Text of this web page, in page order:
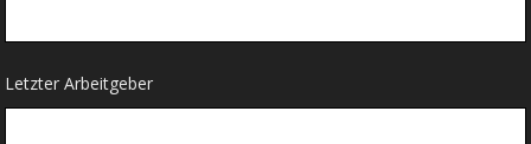
Letzter Arbeitgeber